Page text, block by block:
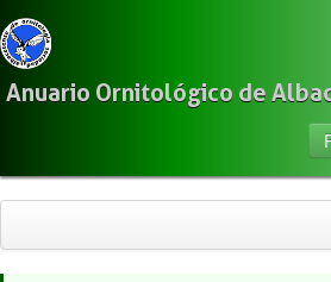
Anuario Ornitológico de